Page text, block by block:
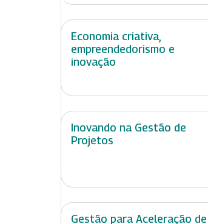
Economia criativa,
empreendedorismo e
inovação
Inovando na Gestão de
Projetos
Gestão para Aceleração de